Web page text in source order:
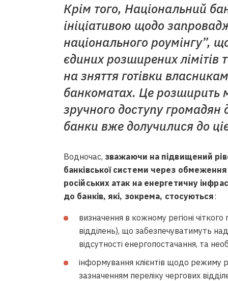
Крім того, Національний
ініціативою щодо
національного роумінгу”,
єдиних розширених лімітів
на зняття готівки
банкоматах. Це розширить
зручного доступу
банки вже долучилися до
Водночас, зважаючи на підвищений
банківської системи через
російських атак на енергетичну
до банків, які, зокрема, стосуються:
визначення в кожному регіоні
відділень), що забезпечуватимуть
відсутності енергопостачання, та
інформування клієнтів щодо режиму
зазначенням переліку чергових